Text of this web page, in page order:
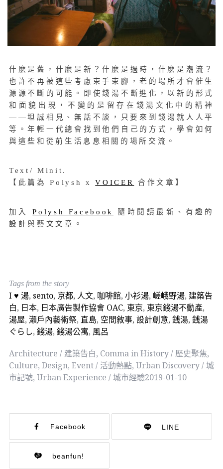
什麽是舊，什麽是新？什麽是過時，什麽是潮流？
也許不再被這些考慮束手束腳，老的場所才會催生
源源不斷的可能。即使錢湯不斷進化，以新的形式
和面貌出現，不變的是留存在錢湯文化中的精神
——坦誠相見、無話不談，只要來到錢湯就人人平
等。年輕一代總會找到他們自己的方式，學會如何
與這些和從前生活息息相關的場所交流。
Text/ Minit.
【此篇為 Polysh xVOICER 合作文章】
加入Polysh Facebook
隨時閱讀最新、有趣的
設計與藝文文章。
Tags from the story
I ♥ 湯, sento, 京都, 人文, 咖啡館, 小衫湯, 嵯峨野湯, 建築告
白, 日本, 日本廣告製作協會 OAC, 東京, 東京錢湯不動產,
湯屋, 瀨戶內藝術祭, 直島, 空間敘事, 設計創意, 銭湯, 銭湯
ぐらし, 錢湯, 錢湯公寓, 風呂
Architecture / 建築告白, Comma in History / 歷史聚焦,
Culture, Design, Event / 活動熱點, Urban Discovery / 城
市記號, Urban Experience / 城市經驗2019-01-10
Facebook LINE
beanfun!